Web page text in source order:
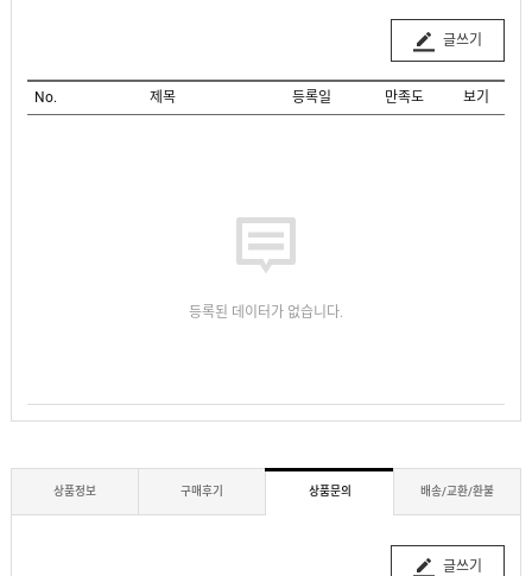
글쓰기
No. 제목 등록일 만족도 보기
등록된 데이터가 없습니다.
상품정보 구매후기 상품문의 배송/교환/환불
글쓰기